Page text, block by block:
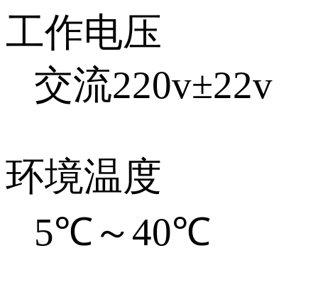
工作电压
交流220v±22v
环境温度
5℃～40℃